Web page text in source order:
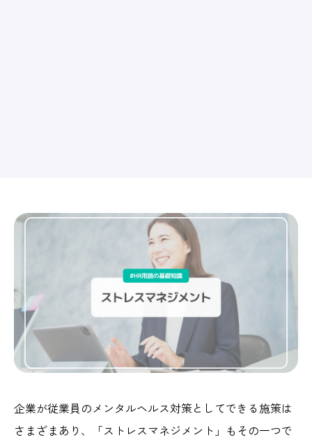
企業が従業員のメンタルヘルス対策としてできる施策は
さまざまあり、「ストレスマネジメント」もその一つで